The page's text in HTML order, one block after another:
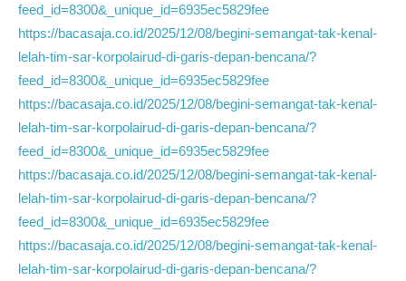
feed_id=8300&_unique_id=6935ec5829fee
https://bacasaja.co.id/2025/12/08/begini-semangat-tak-kenal-
lelah-tim-sar-korpolairud-di-garis-depan-bencana/?
feed_id=8300&_unique_id=6935ec5829fee
https://bacasaja.co.id/2025/12/08/begini-semangat-tak-kenal-
lelah-tim-sar-korpolairud-di-garis-depan-bencana/?
feed_id=8300&_unique_id=6935ec5829fee
https://bacasaja.co.id/2025/12/08/begini-semangat-tak-kenal-
lelah-tim-sar-korpolairud-di-garis-depan-bencana/?
feed_id=8300&_unique_id=6935ec5829fee
https://bacasaja.co.id/2025/12/08/begini-semangat-tak-kenal-
lelah-tim-sar-korpolairud-di-garis-depan-bencana/?